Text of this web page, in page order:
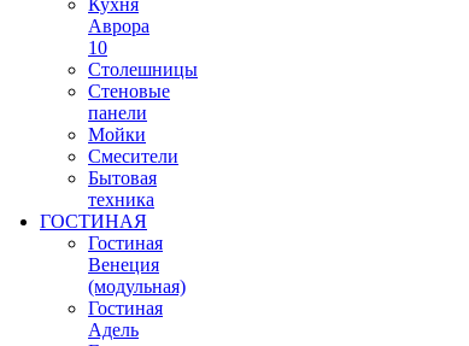
Кухня
Аврора
10
Столешницы
Стеновые
панели
Мойки
Смесители
Бытовая
техника
ГОСТИНАЯ
Гостиная
Венеция
(модульная)
Гостиная
Адель